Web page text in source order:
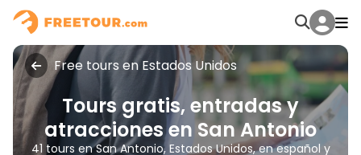
Free tours en Estados Unidos
Tours gratis, entradas y
atracciones en San Antonio
41 tours en San Antonio, Estados Unidos, en español y